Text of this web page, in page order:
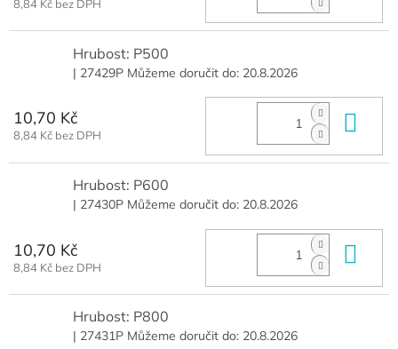
8,84 Kč bez DPH
Hrubost: P500
| 27429P Můžeme doručit do: 20.8.2026
10,70 Kč
8,84 Kč bez DPH
Hrubost: P600
| 27430P Můžeme doručit do: 20.8.2026
10,70 Kč
8,84 Kč bez DPH
Hrubost: P800
| 27431P Můžeme doručit do: 20.8.2026